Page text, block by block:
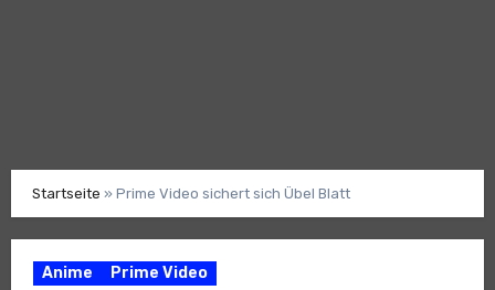
Startseite » Prime Video sichert sich Übel Blatt
Anime Prime Video